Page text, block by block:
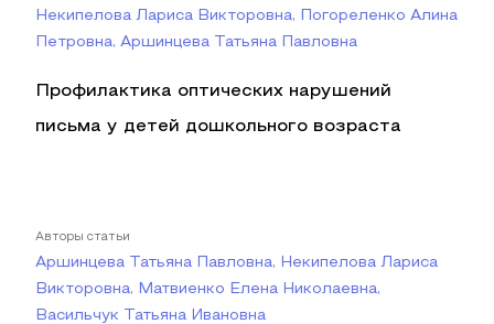
Некипелова Лариса Викторовна, Погореленко Алина
Петровна, Аршинцева Татьяна Павловна
Профилактика оптических нарушений
письма у детей дошкольного возраста
Авторы статьи
Аршинцева Татьяна Павловна, Некипелова Лариса
Викторовна, Матвиенко Елена Николаевна,
Васильчук Татьяна Ивановна